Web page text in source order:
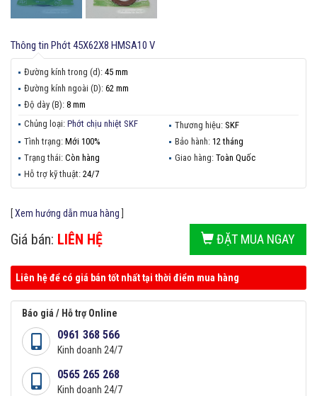
Thông tin Phớt 45X62X8 HMSA10 V
Đường kính trong (d): 45 mm
Đường kính ngoài (D): 62 mm
Độ dày (B): 8 mm
Chủng loại: Phớt chịu nhiệt SKF Thương hiệu: SKF
Tình trạng: Mới 100% Bảo hành: 12 tháng
Trạng thái: Còn hàng Giao hàng: Toàn Quốc
Hỗ trợ kỹ thuật: 24/7
[Xem hướng dẫn mua hàng
Giá bán: LIÊN HỆ ĐẶT MUA NGAY
Liên hệ để có giá bán tốt nhất tại thời điểm mua hàng
Báo giá / Hỗ trợ Online
0961 368 566
Kinh doanh 24/7
0565 265 268
Kinh doanh 24/7